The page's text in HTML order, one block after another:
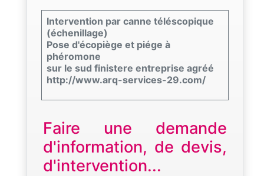
Intervention par canne téléscopique
(échenillage)
Pose d'écopiège et piége à
phéromone
sur le sud finistere entreprise agréé
http://www.arq-services-29.com/
Faire une demande
d'information, de devis,
d'intervention...